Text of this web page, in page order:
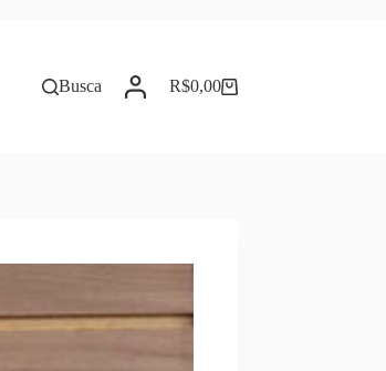
Busca Carrinho
R$0,00